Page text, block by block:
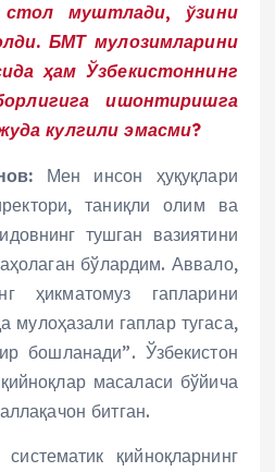
стол муштлади, ўзини
БМТ мулозимларини
ҳам Ўзбекистоннинг
ишонтиришга
кулгили эмасми?
Мен инсон ҳуқуқлари
таниқли олим ва
тушган вазиятини
бўлардим. Аввало,
ҳикматомуз гапларини
мулоҳазали гаплар тугаса,
бошланади”. Ўзбекистон
масаласи бўйича
битган.
қийноқларнинг